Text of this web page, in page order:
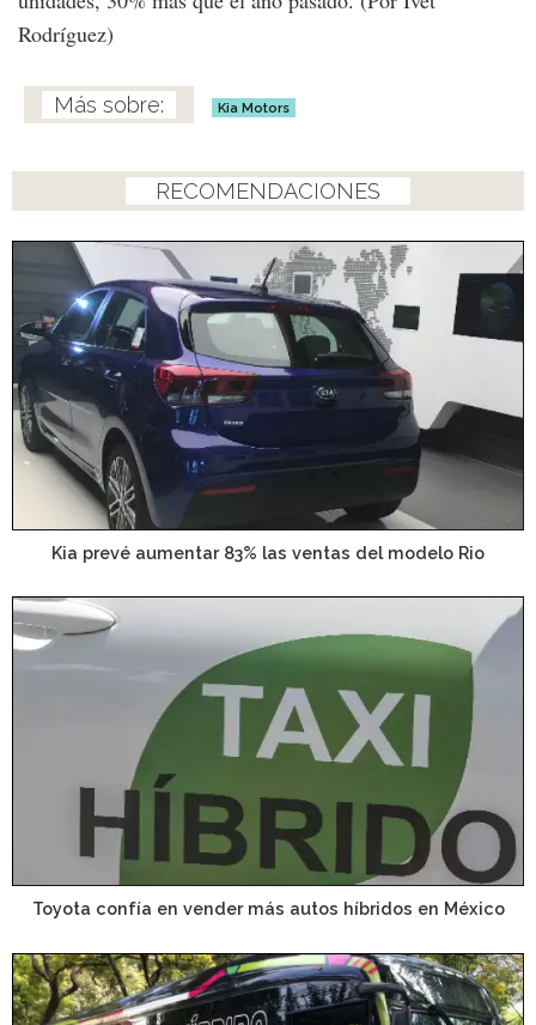
Rodríguez)
Kia Motors
RECOMENDACIONES
Kia prevé aumentar 83% las ventas del modelo Rio
Toyota confía en vender más autos híbridos en México